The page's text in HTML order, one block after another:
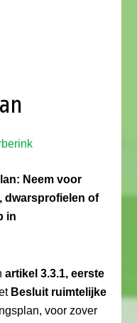
Neem voor
dwarsprofielen of
in
artikel 3.3.1, eerste
Besluit ruimtelijke
voor zover